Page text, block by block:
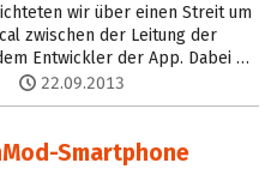
wir über einen Streit um
zwischen der Leitung der
Entwickler der App. Dabei …
22.09.2013
Smartphone